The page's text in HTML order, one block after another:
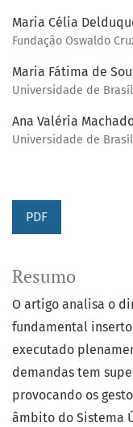
Maria Célia
Fundação Oswaldo
Maria Fátima de
Universidade de
Ana Valéria
Universidade de
PDF
Resumo
O artigo analisa o
fundamental
executado
demandas tem
provocando os
âmbito do Sistema